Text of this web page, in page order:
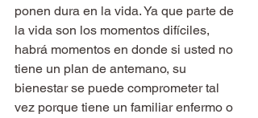
ponen dura en la vida. Ya que parte de
la vida son los momentos difíciles,
habrá momentos en donde si usted no
tiene un plan de antemano, su
bienestar se puede comprometer tal
vez porque tiene un familiar enfermo o